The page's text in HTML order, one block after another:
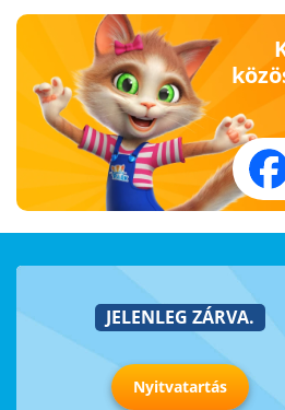
JELENLEG ZÁRVA.
Nyitvatartás